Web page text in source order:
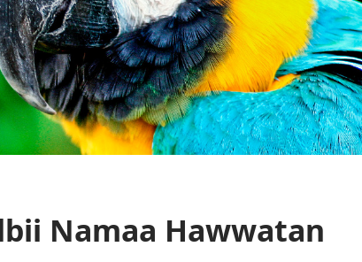
Namaa Hawwatan